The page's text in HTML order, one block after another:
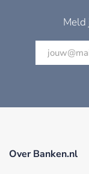
Meld
Over Banken.nl